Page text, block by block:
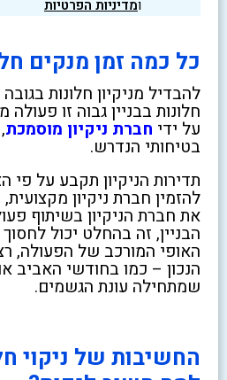
ומדיניות הפרטיות
כל כמה זמן מנקים
להבדיל מניקיון חלונות
חלונות בבניין גבוה זו
על ידי חברת ניקיון מוסמכת
בטיחותי הנדרש.
תדירות הניקיון תקבע על פי
להזמין חברת ניקיון
את חברת הניקיון בשיתוף
הבניין, זה בהחלט יכול
האופי המורכב של הפעולה,
הנכון – כמו בחודשי האביב
שמתחילה עונת הגשמים.
החשיבות של ניקוי